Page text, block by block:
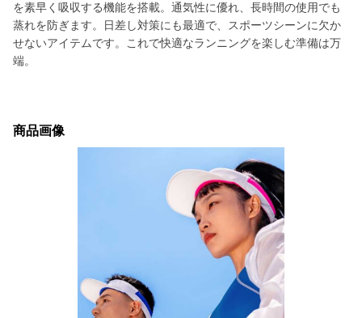
を素早く吸収する機能を搭載。通気性に優れ、長時間の使用でも
蒸れを防ぎます。日差し対策にも最適で、スポーツシーンに欠か
せないアイテムです。これで快適なランニングを楽しむ準備は万
端。
商品画像